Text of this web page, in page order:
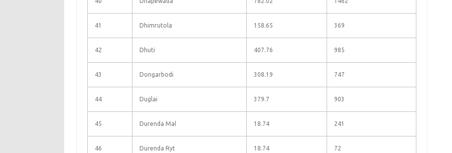
41 Dhimrutola 158.65 369
42 Dhuti 407.76 985
43 Dongarbodi 308.19 747
44 Duglai 379.7 903
45 Durenda Mal 18.74 241
46 Durenda Ryt 18.74 72